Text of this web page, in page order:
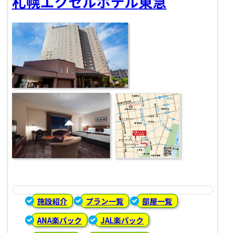
施設紹介 プラン一覧
部屋一覧
ANA楽パック
JAL楽パック